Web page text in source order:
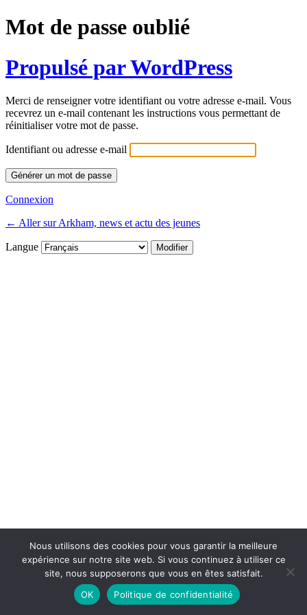
Mot de passe oublié
Propulsé par WordPress
Merci de renseigner votre identifiant ou votre adresse e-mail. Vous
recevrez un e-mail contenant les instructions vous permettant de
réinitialiser votre mot de passe.
Identifiant ou adresse e-mail
Connexion
← Aller sur Arkham, news et actu des jeunes
Langue
Nous utilisons des cookies pour vous garantir la meilleure
expérience sur notre site web. Si vous continuez à utiliser ce
site, nous supposerons que vous en êtes satisfait.
OK
Politique de confidentialité